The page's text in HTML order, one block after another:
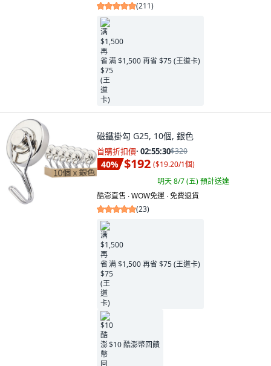
(211)
满 $1,500 再省 $75 (王道卡)
磁鐵掛勾 G25, 10個, 銀色
首購折扣價· 02:55:29$320
40% $192 ($19.20/1個)
明天 8/7 (五)預計送達
酷澎直售 ∙ WOW免運 ∙ 免費退貨
(23)
满 $1,500 再省 $75 (王道卡)
$10 酷澎幣回饋